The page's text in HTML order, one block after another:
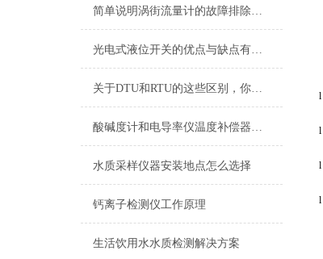
简单说明涡街流量计的故障排除方法
光电式液位开关的优点与缺点有哪些？
关于DTU和RTU的这些区别，你知道多少？
酸碱度计和电导率仪温度补偿器的原理和作用
水质采样仪器安装地点怎么选择
钙离子检测仪工作原理
生活饮用水水质检测解决方案
l
l
l
l